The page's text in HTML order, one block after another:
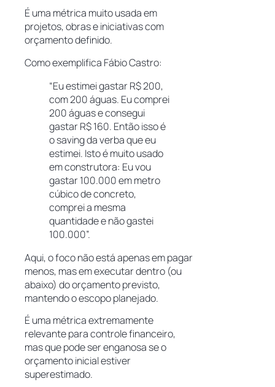
É uma métrica muito usada em
projetos, obras e iniciativas com
orçamento definido.
Como exemplifica Fábio Castro:
“Eu estimei gastar R$ 200,
com 200 águas. Eu comprei
200 águas e consegui
gastar R$ 160. Então isso é
o saving da verba que eu
estimei. Isto é muito usado
em construtora: Eu vou
gastar 100.000 em metro
cúbico de concreto,
comprei a mesma
quantidade e não gastei
100.000”.
Aqui, o foco não está apenas em pagar
menos, mas em executar dentro (ou
abaixo) do orçamento previsto,
mantendo o escopo planejado.
É uma métrica extremamente
relevante para controle financeiro,
mas que pode ser enganosa se o
orçamento inicial estiver
superestimado.